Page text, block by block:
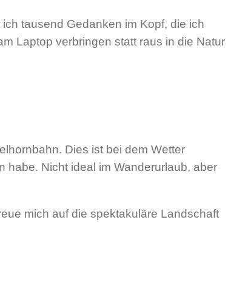
tausend Gedanken im Kopf, die ich
Laptop verbringen statt raus in die Natur
Dies ist bei dem Wetter
habe. Nicht ideal im Wanderurlaub, aber
mich auf die spektakuläre Landschaft